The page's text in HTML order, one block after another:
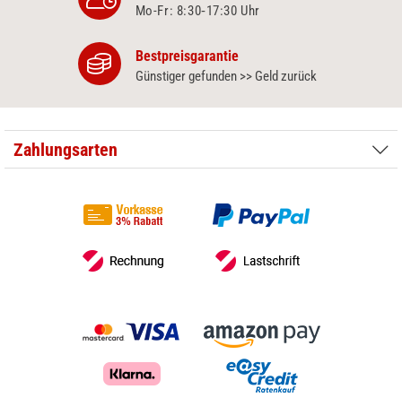
Mo-Fr: 8:30‑17:30 Uhr
Bestpreisgarantie
Günstiger gefunden >> Geld zurück
Zahlungsarten